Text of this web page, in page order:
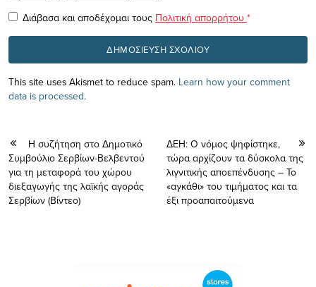
Διάβασα και αποδέχομαι τους Πολιτική απορρήτου *
This site uses Akismet to reduce spam. Learn how your comment
data is processed.
Η συζήτηση στο Δημοτικό
Συμβούλιο Σερβίων-Βελβεντού
για τη μεταφορά του χώρου
διεξαγωγής της λαϊκής αγοράς
Σερβίων (Βίντεο)
ΔΕΗ: Ο νόμος ψηφίστηκε,
τώρα αρχίζουν τα δύσκολα της
λιγνιτικής αποεπένδυσης – Το
«αγκάθι» του τιμήματος και τα
έξι προαπαιτούμενα